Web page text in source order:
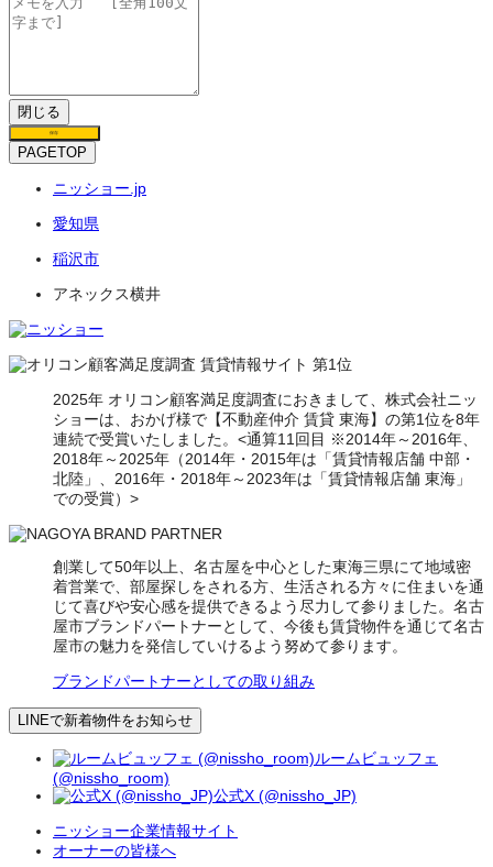
閉じる
保存
PAGETOP
ニッショー.jp
愛知県
稲沢市
アネックス横井
2025年 オリコン顧客満足度調査におきまして、株式会社ニッ
ショーは、おかげ様で【不動産仲介 賃貸 東海】の第1位を8年
連続で受賞いたしました。<通算11回目 ※2014年～2016年、
2018年～2025年（2014年・2015年は「賃貸情報店舗 中部・
北陸」、2016年・2018年～2023年は「賃貸情報店舗 東海」
での受賞）>
創業して50年以上、名古屋を中心とした東海三県にて地域密
着営業で、部屋探しをされる方、生活される方々に住まいを通
じて喜びや安心感を提供できるよう尽力して参りました。名古
屋市ブランドパートナーとして、今後も賃貸物件を通じて名古
屋市の魅力を発信していけるよう努めて参ります。
ブランドパートナーとしての取り組み
LINEで新着物件をお知らせ
ルームビュッフェ
(@nissho_room)
公式X (@nissho_JP)
ニッショー企業情報サイト
オーナーの皆様へ